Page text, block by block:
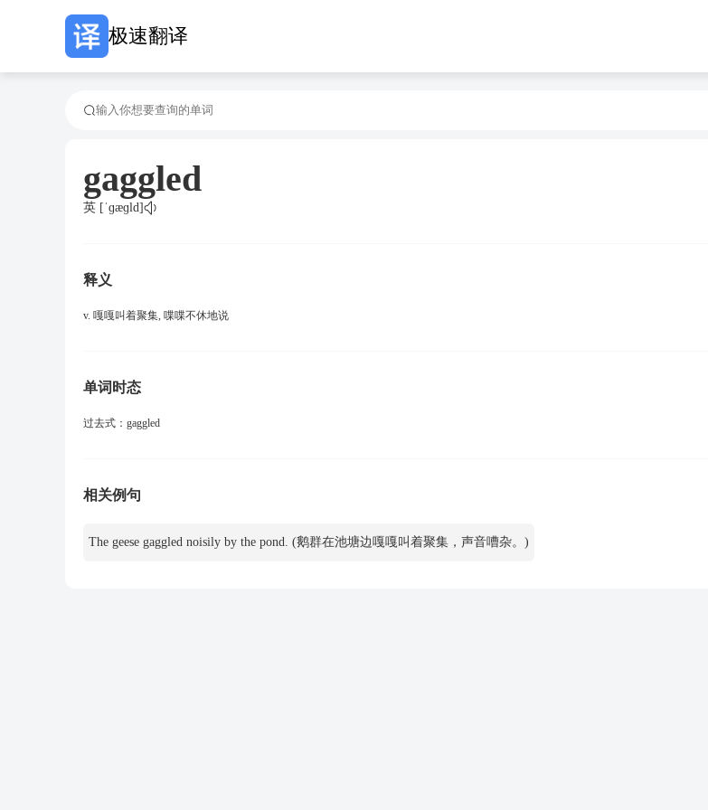
极速翻译
gaggled
英 [ˈɡæɡld]
释义
v. 嘎嘎叫着聚集, 喋喋不休地说
单词时态
过去式： gaggled
相关例句
The geese gaggled noisily by the pond. (鹅群在池塘边嘎嘎叫着聚集，声音嘈杂。)